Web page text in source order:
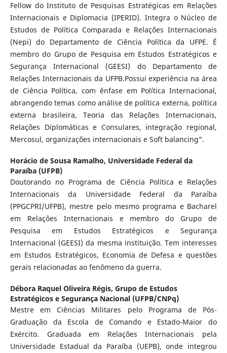
Fellow do Instituto de Pesquisas Estratégicas em Relações
Internacionais e Diplomacia (IPERID). Integra o Núcleo de
Estudos de Política Comparada e Relações Internacionais
(Nepi) do Departamento de Ciência Política da UFPE. É
membro do Grupo de Pesquisa em Estudos Estratégicos e
Segurança Internacional (GEESI) do Departamento de
Relações Internacionais da UFPB.Possui experiência na área
de Ciência Política, com ênfase em Política Internacional,
abrangendo temas como análise de política externa, política
externa brasileira, Teoria das Relações Internacionais,
Relações Diplomáticas e Consulares, integração regional,
Mercosul, organizações internacionais e Soft balancing".
Horácio de Sousa Ramalho, Universidade Federal da
Paraíba (UFPB)
Doutorando no Programa de Ciência Política e Relações
Internacionais da Universidade Federal da Paraíba
(PPGCPRI/UFPB), mestre pelo mesmo programa e Bacharel
em Relações Internacionais e membro do Grupo de
Pesquisa em Estudos Estratégicos e Segurança
Internacional (GEESI) da mesma instituição. Tem interesses
em Estudos Estratégicos, Economia de Defesa e questões
gerais relacionadas ao fenômeno da guerra.
Débora Raquel Oliveira Régis, Grupo de Estudos
Estratégicos e Segurança Nacional (UFPB/CNPq)
Mestre em Ciências Militares pelo Programa de Pós-
Graduação da Escola de Comando e Estado-Maior do
Exército. Graduada em Relações Internacionais pela
Universidade Estadual da Paraíba (UEPB), onde integrou